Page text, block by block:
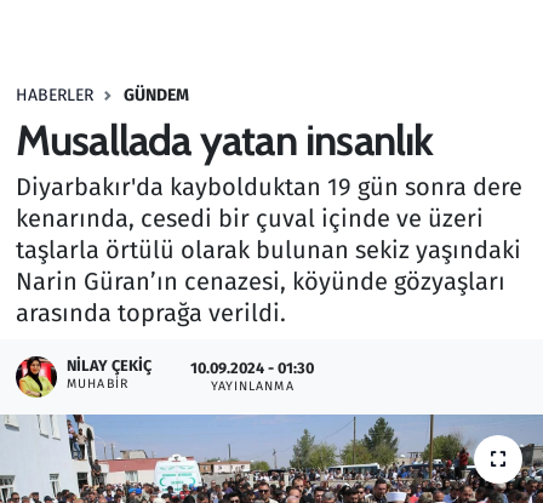
HABERLER GÜNDEM
Musallada yatan insanlık
Diyarbakır'da kaybolduktan 19 gün sonra dere
kenarında, cesedi bir çuval içinde ve üzeri
taşlarla örtülü olarak bulunan sekiz yaşındaki
Narin Güran’ın cenazesi, köyünde gözyaşları
arasında toprağa verildi.
NILAY ÇEKIÇ
MUHABIR
10.09.2024 - 01:30
YAYINLANMA
Haber
Kurumsal Haberler
Lezzet Durağı
Memur ve Kamu
Otomobil
Oyun